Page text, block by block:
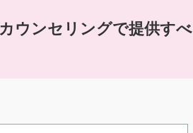
ウンセリングで提供すべ